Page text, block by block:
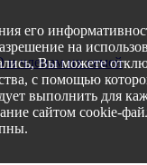
членам их семей
его
на
Вы можете
с помощью
выполнить для
сайтом cookie-